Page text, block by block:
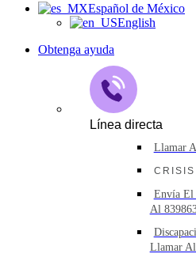
Español de México
English
Obtenga ayuda
Línea directa
Llamar
Envía El
Al
Llamar